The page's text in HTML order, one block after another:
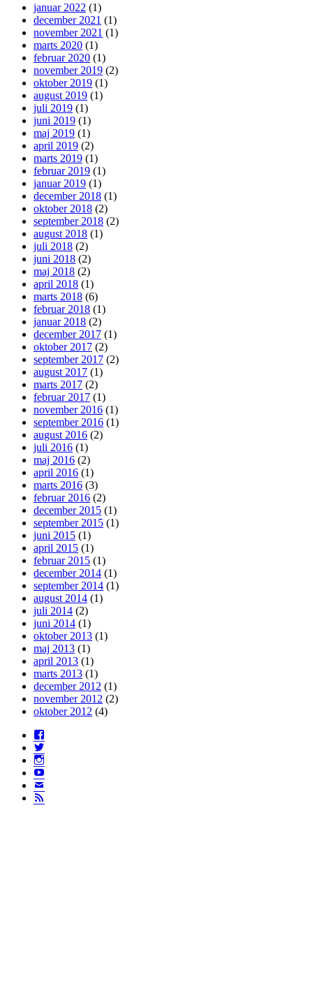
januar 2022 (1)
december 2021 (1)
november 2021 (1)
marts 2020 (1)
februar 2020 (1)
november 2019 (2)
oktober 2019 (1)
august 2019 (1)
juli 2019 (1)
juni 2019 (1)
maj 2019 (1)
april 2019 (2)
marts 2019 (1)
februar 2019 (1)
januar 2019 (1)
december 2018 (1)
oktober 2018 (2)
september 2018 (2)
august 2018 (1)
juli 2018 (2)
juni 2018 (2)
maj 2018 (2)
april 2018 (1)
marts 2018 (6)
februar 2018 (1)
januar 2018 (2)
december 2017 (1)
oktober 2017 (2)
september 2017 (2)
august 2017 (1)
marts 2017 (2)
februar 2017 (1)
november 2016 (1)
september 2016 (1)
august 2016 (2)
juli 2016 (1)
maj 2016 (2)
april 2016 (1)
marts 2016 (3)
februar 2016 (2)
december 2015 (1)
september 2015 (1)
juni 2015 (1)
april 2015 (1)
februar 2015 (1)
december 2014 (1)
september 2014 (1)
august 2014 (1)
juli 2014 (2)
juni 2014 (1)
oktober 2013 (1)
maj 2013 (1)
april 2013 (1)
marts 2013 (1)
december 2012 (1)
november 2012 (2)
oktober 2012 (4)